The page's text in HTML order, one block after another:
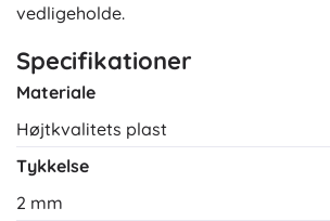
vedligeholde.
Specifikationer
Materiale
Højtkvalitets plast
Tykkelse
2 mm